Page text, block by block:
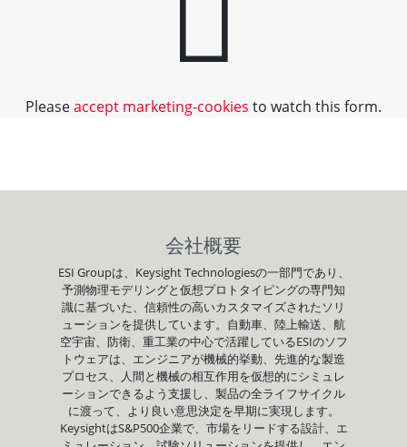
Pleaseaccept marketing-cookies to watch this form.
会社概要
ESI Groupは、Keysight Technologiesの一部門であり、
予測物理モデリングと仮想プロトタイピングの専門知
識に基づいた、信頼性の高いカスタマイズされたソリ
ューションを提供しています。自動車、陸上輸送、航
空宇宙、防衛、重工業の中心で活躍しているESIのソフ
トウェアは、エンジニアが機械的挙動、先進的な製造
プロセス、人間と機械の相互作用を仮想的にシミュレ
ーションできるよう支援し、製品の全ライフサイクル
に渡って、より良い意思決定を早期に実現します。
KeysightはS&P500企業で、市場をリードする設計、エ